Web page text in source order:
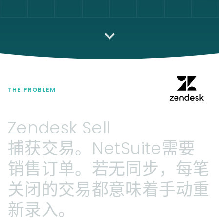
THE PROBLEM
Zendesk Sell
捕获交易。NetSuite需要
销售订单。若无同步，每笔
关闭的交易都意味着手动重
新录入。